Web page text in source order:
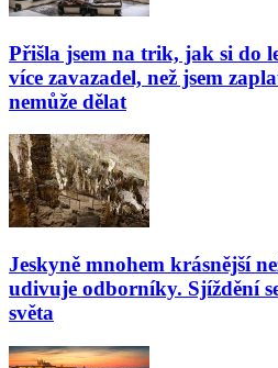
Přišla jsem na trik, jak si do
více zavazadel, než jsem
nemůže dělat
Jeskyně mnohem krásnější
udivuje odborníky. Sjíždění
světa